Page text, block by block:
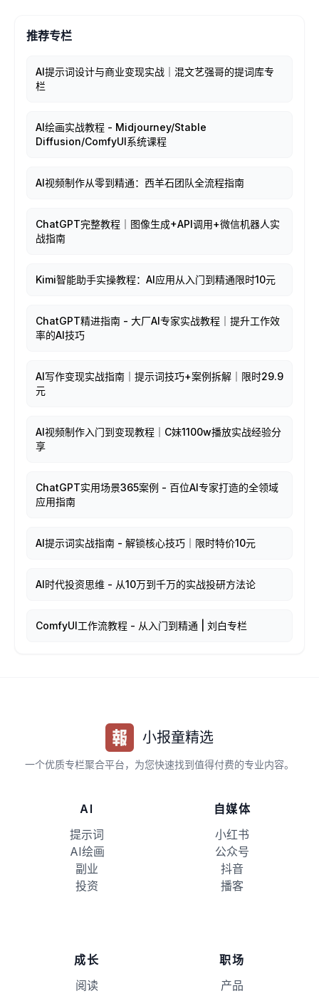
推荐专栏
AI提示词设计与商业变现实战｜混文艺强哥的提词库专
栏
AI绘画实战教程 - Midjourney/Stable
Diffusion/ComfyUI系统课程
AI视频制作从零到精通：西羊石团队全流程指南
ChatGPT完整教程｜图像生成+API调用+微信机器人实
战指南
Kimi智能助手实操教程：AI应用从入门到精通限时10元
ChatGPT精进指南 - 大厂AI专家实战教程｜提升工作效
率的AI技巧
AI写作变现实战指南｜提示词技巧+案例拆解｜限时29.9
元
AI视频制作入门到变现教程｜C妹1100w播放实战经验分
享
ChatGPT实用场景365案例 - 百位AI专家打造的全领域
应用指南
AI提示词实战指南 - 解锁核心技巧｜限时特价10元
AI时代投资思维 - 从10万到千万的实战投研方法论
ComfyUI工作流教程 - 从入门到精通 | 刘白专栏
小报童精选
一个优质专栏聚合平台，为您快速找到值得付费的专业内容。
AI
提示词
AI绘画
副业
投资
自媒体
小红书
公众号
抖音
播客
成长
阅读
职场
产品